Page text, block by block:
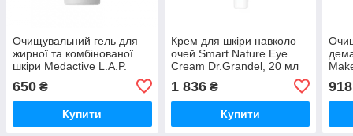
Очищувальний гель для
жирної та комбінованої
шкіри Medactive L.A.P.
combination skin, 200 мл
650 ₴
Купити
Крем для шкіри навколо
очей Smart Nature Eye
Cream Dr.Grandel, 20 мл
1 836₴
Купити
918